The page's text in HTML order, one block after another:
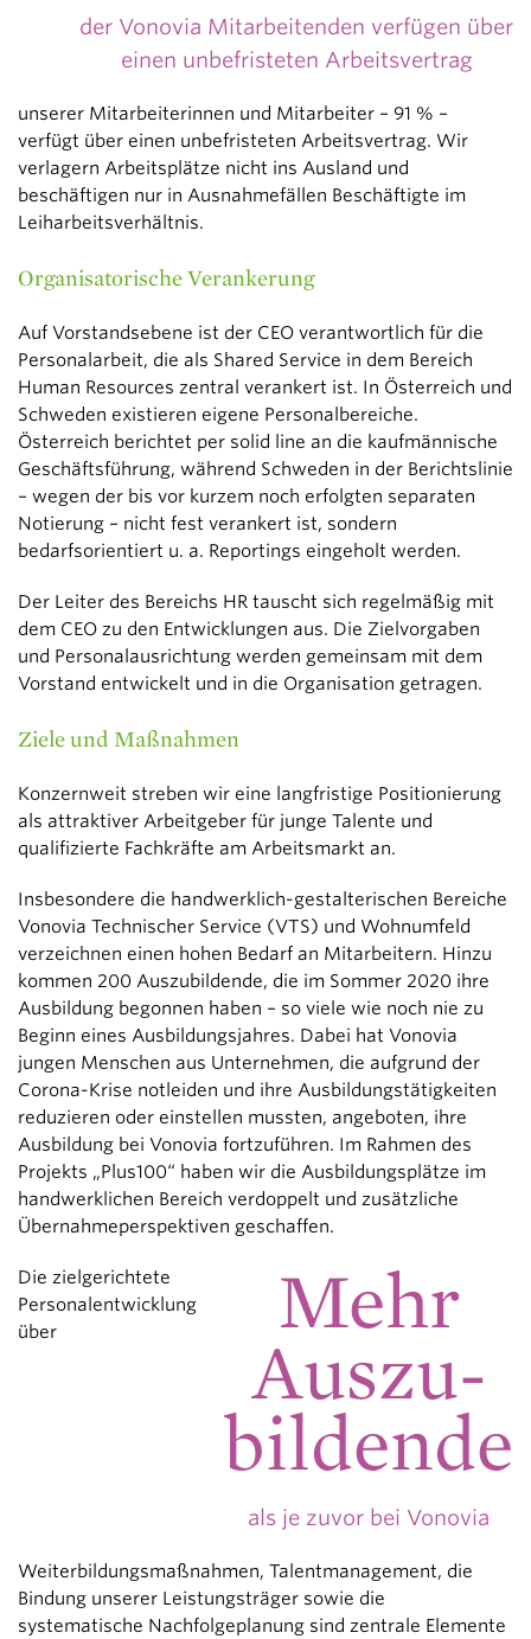
der Vonovia Mitarbeitenden verfügen über
einen unbefristeten Arbeitsvertrag
unserer Mitarbeiterinnen und Mitarbeiter – 91 % –
verfügt über einen unbefristeten Arbeitsvertrag. Wir
verlagern Arbeitsplätze nicht ins Ausland und
beschäftigen nur in Ausnahmefällen Beschäftigte im
Leiharbeitsverhältnis.
Organisatorische Verankerung
Auf Vorstandsebene ist der CEO verantwortlich für die
Personalarbeit, die als Shared Service in dem Bereich
Human Resources zentral verankert ist. In Österreich und
Schweden existieren eigene Personalbereiche.
Österreich berichtet per solid line an die kaufmännische
Geschäftsführung, während Schweden in der Berichtslinie
– wegen der bis vor kurzem noch erfolgten separaten
Notierung – nicht fest verankert ist, sondern
bedarfsorientiert u. a. Reportings eingeholt werden.
Der Leiter des Bereichs HR tauscht sich regelmäßig mit
dem CEO zu den Entwicklungen aus. Die Zielvorgaben
und Personalausrichtung werden gemeinsam mit dem
Vorstand entwickelt und in die Organisation getragen.
Ziele und Maßnahmen
Konzernweit streben wir eine langfristige Positionierung
als attraktiver Arbeitgeber für junge Talente und
qualifizierte Fachkräfte am Arbeitsmarkt an.
Insbesondere die handwerklich-gestalterischen Bereiche
Vonovia Technischer Service (VTS) und Wohnumfeld
verzeichnen einen hohen Bedarf an Mitarbeitern. Hinzu
kommen 200 Auszubildende, die im Sommer 2020 ihre
Ausbildung begonnen haben – so viele wie noch nie zu
Beginn eines Ausbildungsjahres. Dabei hat Vonovia
jungen Menschen aus Unternehmen, die aufgrund der
Corona-Krise notleiden und ihre Ausbildungstätigkeiten
reduzieren oder einstellen mussten, angeboten, ihre
Ausbildung bei Vonovia fortzuführen. Im Rahmen des
Projekts „Plus100“ haben wir die Ausbildungsplätze im
handwerklichen Bereich verdoppelt und zusätzliche
Übernahmeperspektiven geschaffen.
Mehr
Auszu-
bildende
als je zuvor bei Vonovia
Die zielgerichtete
Personalentwicklung
über
Weiterbildungsmaßnahmen, Talentmanagement, die
Bindung unserer Leistungsträger sowie die
systematische Nachfolgeplanung sind zentrale Elemente